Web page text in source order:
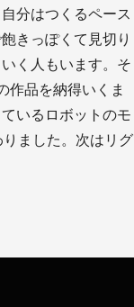
分はつくるペース
きっぽくて見切り
く人もいます。そ
作品を納得いくま
いるロボットのモ
ました。次はリグ